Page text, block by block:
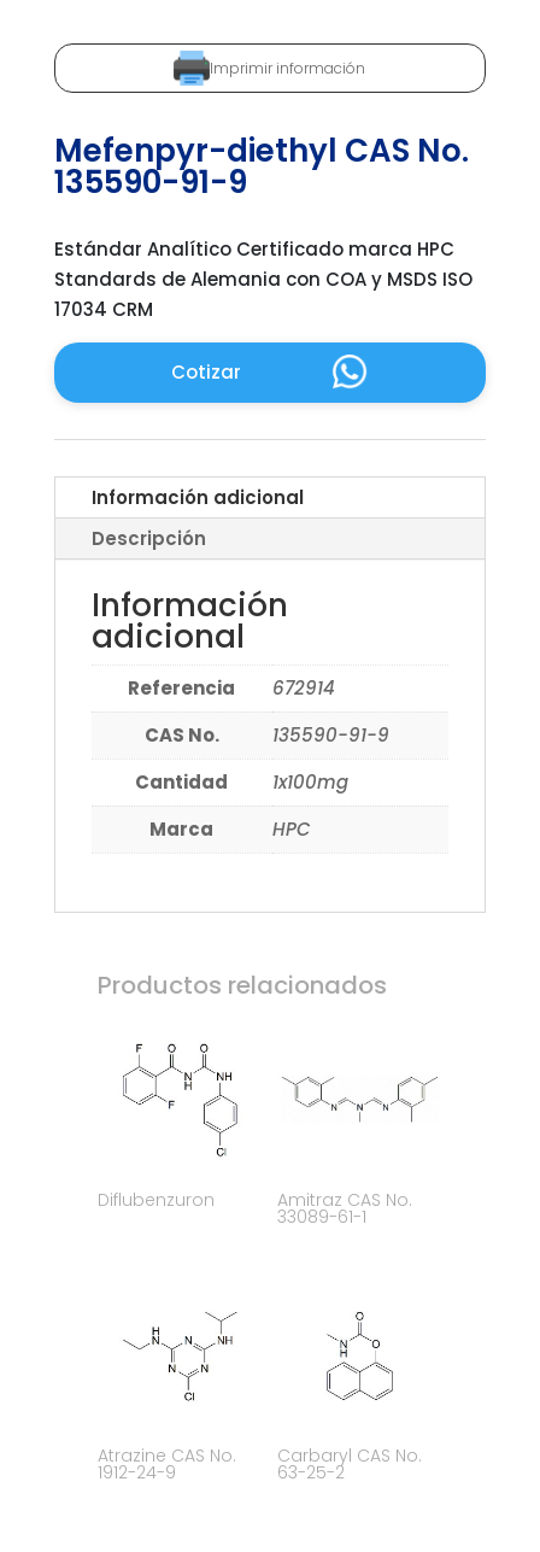
Imprimir información
Mefenpyr-diethyl CAS No.
135590-91-9
Estándar Analítico Certificado marca HPC
Standards de Alemania con COA y MSDS ISO
17034 CRM
Cotizar
Información adicional
Descripción
Información
adicional
Referencia
672914
CAS No.
135590-91-9
Cantidad
1x100mg
Marca
HPC
Productos relacionados
Diflubenzuron Amitraz CAS No.
33089-61-1
Atrazine CAS No.
1912-24-9
Carbaryl CAS No.
63-25-2